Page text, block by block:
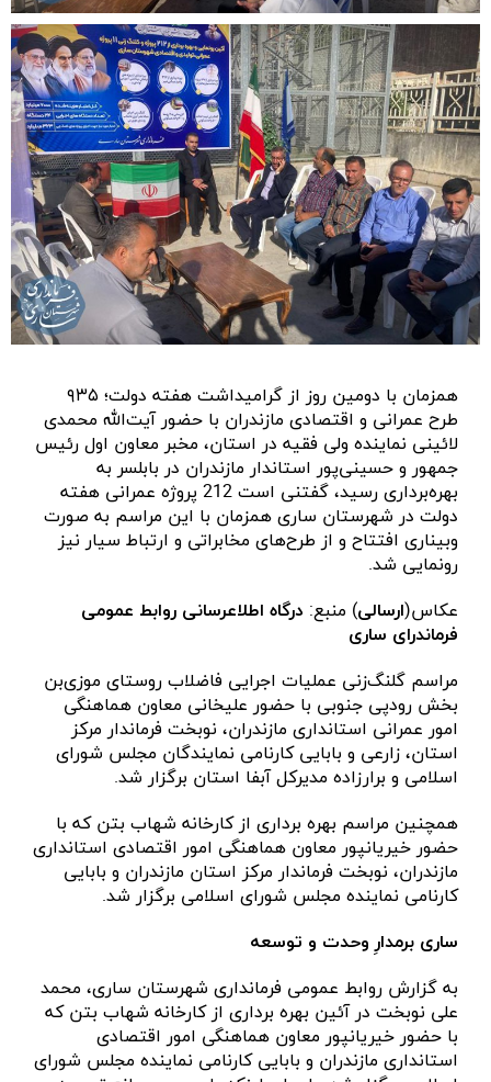
همزمان با دومین روز از گرامیداشت هفته دولت؛ ۹۳۵
طرح عمرانی و اقتصادی مازندران با حضور آیت‌الله محمدی
لائینی نماینده ولی فقیه در استان، مخبر معاون اول رئیس
جمهور و حسینی‌پور استاندار مازندران در بابلسر به
بهره‌برداری رسید، گفتنی است 212 پروژه عمرانی هفته
دولت در شهرستان ساری همزمان با این مراسم به صورت
وبیناری افتتاح و از طرح‌های مخابراتی و ارتباط سیار نیز
رونمایی شد. ‎
عکاس(ارسالی) منبع: درگاه اطلاعرسانی روابط عمومی
فرماندرای ساری
مراسم گلنگ‌زنی عملیات اجرایی فاضلاب روستای موزی‌بن
بخش رودپی جنوبی با حضور علیخانی معاون هماهنگی
امور عمرانی استانداری مازندران، نوبخت فرماندار مرکز
استان، زارعی و بابایی کارنامی نمایندگان مجلس شورای
اسلامی و برارزاده مدیرکل آبفا استان برگزار شد. ‎
همچنین مراسم بهره برداری از کارخانه شهاب بتن که با
حضور خیریانپور معاون هماهنگی امور اقتصادی استانداری
مازندران، نوبخت فرماندار مرکز استان مازندران و بابایی
کارنامی نماینده مجلس شورای اسلامی برگزار شد.
به گزارش روابط عمومی فرمانداری شهرستان ساری، محمد
علی نوبخت در آئین بهره برداری از کارخانه شهاب بتن که
با حضور خیریانپور معاون هماهنگی امور اقتصادی
استانداری مازندران و بابایی کارنامی نماینده مجلس شورای